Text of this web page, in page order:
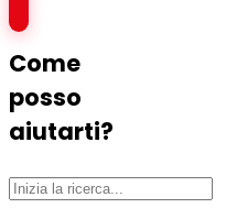
Come
posso
aiutarti?